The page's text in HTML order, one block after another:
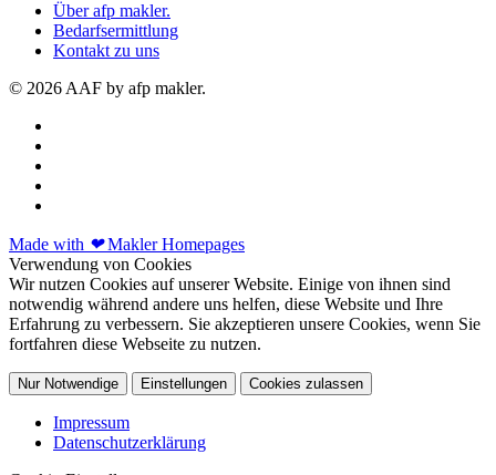
Über afp makler.
Bedarfsermittlung
Kontakt zu uns
© 2026 AAF by afp makler.
Made with ❤Makler Homepages
Verwendung von Cookies
Wir nutzen Cookies auf unserer Website. Einige von ihnen sind
notwendig während andere uns helfen, diese Website und Ihre
Erfahrung zu verbessern. Sie akzeptieren unsere Cookies, wenn Sie
fortfahren diese Webseite zu nutzen.
Nur Notwendige Einstellungen Cookies zulassen
Impressum
Datenschutzerklärung